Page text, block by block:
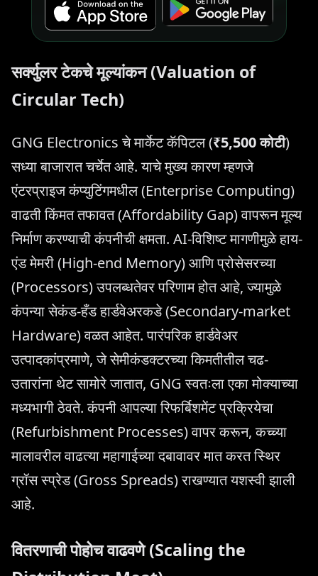
सर्क्युलर टेकचे मूल्यांकन (Valuation of
Circular Tech)
GNG Electronics चे मार्केट कॅपिटल (₹5,500 कोटी)
सध्या बाजारात चर्चेत आहे. याचे मुख्य कारण म्हणजे
एंटरप्राइज कंप्युटिंगमधील (Enterprise Computing)
वाढती किंमत तफावत (Affordability Gap) वापरून मूल्य
निर्माण करण्याची कंपनीची क्षमता. AI-विशिष्ट मागणीमुळे हाय-
एंड मेमरी (High-end Memory) आणि प्रोसेसरच्या
(Processors) उपलब्धतेवर परिणाम होत आहे, ज्यामुळे
कंपन्या सेकंड-हँड हार्डवेअरकडे (Secondary-market
Hardware) वळत आहेत. पारंपरिक हार्डवेअर
उत्पादकांप्रमाणे, जे सेमीकंडक्टरच्या किमतीतील चढ-
उतारांना थेट सामोरे जातात, GNG स्वतःला एका मोक्याच्या
मध्यभागी ठेवते. कंपनी आपल्या रिफर्बिशमेंट प्रक्रियेचा
(Refurbishment Processes) वापर करून, कच्च्या
मालावरील वाढत्या महागाईच्या दबावावर मात करत स्थिर
ग्रॉस स्प्रेड (Gross Spreads) राखण्यात यशस्वी झाली
आहे.
वितरणाची पोहोच वाढवणे (Scaling the